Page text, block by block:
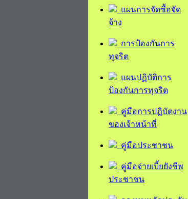
แผนการจัดซื้อจัด
จ้าง
การป้องกันการ
ทุจริต
แผนปฏิบัติการ
ป้องกันการทุจริต
คู่มือการปฏิบัตงาน
ของเจ้าหน้าที่
คู่มือประชาชน
คู่มือจ่ายเบี้ยยังชีพ
ประชาชน